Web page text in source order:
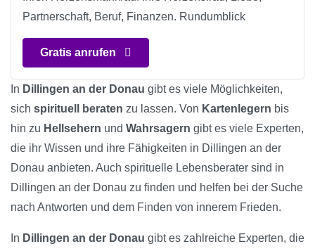
Partnerschaft, Beruf, Finanzen. Rundumblick
Gratis anrufen
In Dillingen an der Donau gibt es viele Möglichkeiten,
sich spirituell beraten zu lassen. Von Kartenlegern bis
hin zu Hellsehern und Wahrsagern gibt es viele Experten,
die ihr Wissen und ihre Fähigkeiten in Dillingen an der
Donau anbieten. Auch spirituelle Lebensberater sind in
Dillingen an der Donau zu finden und helfen bei der Suche
nach Antworten und dem Finden von innerem Frieden.
In Dillingen an der Donau gibt es zahlreiche Experten, die